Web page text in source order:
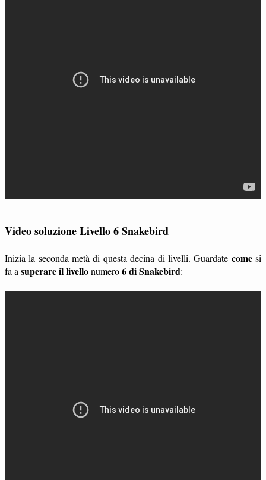
Video soluzione Livello 6 Snakebird
Inizia la seconda metà di questa decina di livelli. Guardate comesi
fa asuperare il livellonumero6 di Snakebird: